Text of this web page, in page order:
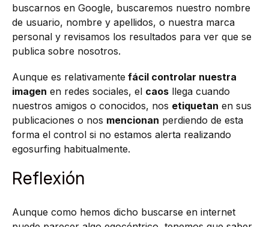
buscarnos en Google, buscaremos nuestro nombre
de usuario, nombre y apellidos, o nuestra marca
personal y revisamos los resultados para ver que se
publica sobre nosotros.
Aunque es relativamente fácil controlar nuestra
imagen en redes sociales, el caos llega cuando
nuestros amigos o conocidos, nos etiquetan en sus
publicaciones o nos mencionan perdiendo de esta
forma el control si no estamos alerta realizando
egosurfing habitualmente.
Reflexión
Aunque como hemos dicho buscarse en internet